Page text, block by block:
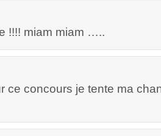
!!!! miam miam …..
ce concours je tente ma